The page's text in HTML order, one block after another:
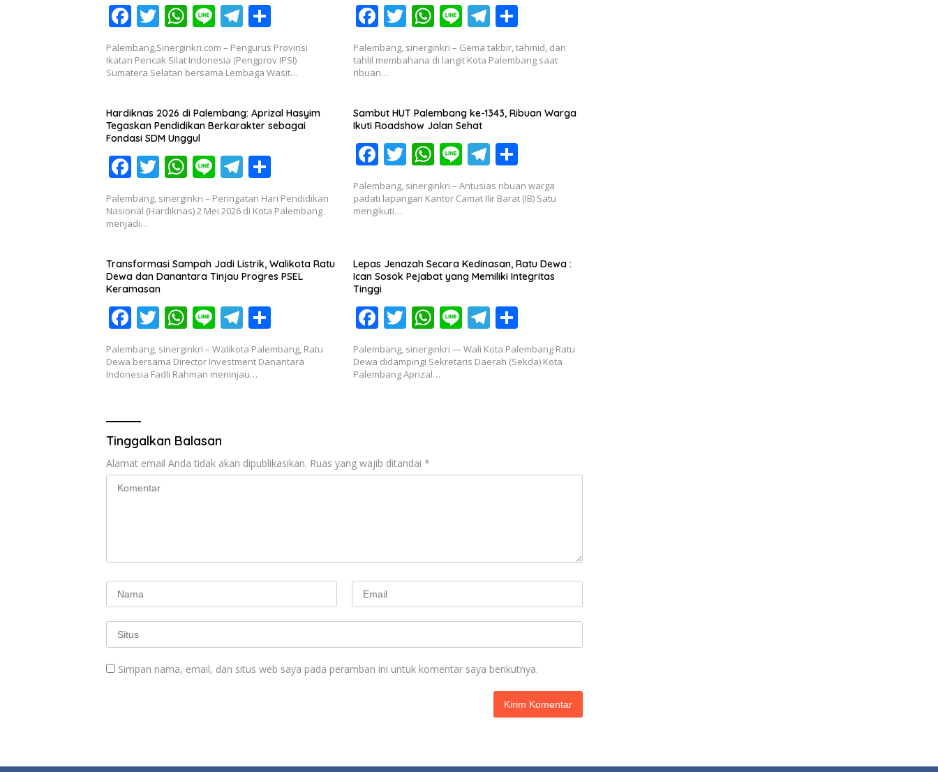
F
ac
e
b
o
o
k
T
w
itt
er
W
h
at
s
A
p
p
Li
n
e
T
el
e
gr
a
m
h
ar
e
Palembang,Sinerginkri.com – Pengurus Provinsi
Ikatan Pencak Silat Indonesia (Pengprov IPSI)
Sumatera Selatan bersama Lembaga Wasit…
F
ac
e
b
o
o
k
T
w
itt
W
h
at
A
p
p
Li
n
e
T
el
e
a
m
S
h
ar
Palembang, sinerginkri – Gema takbir, tahmid, dan
tahlil membahana di langit Kota Palembang saat
ribuan…
Hardiknas 2026 di Palembang: Aprizal Hasyim
Tegaskan Pendidikan Berkarakter sebagai
Fondasi SDM Unggul
F
ac
e
b
o
o
k
T
w
itt
W
h
at
A
p
p
Li
n
e
T
el
e
a
m
h
ar
Palembang, sinerginkri – Peringatan Hari Pendidikan
Nasional (Hardiknas) 2 Mei 2026 di Kota Palembang
menjadi…
Sambut HUT Palembang ke-1343, Ribuan Warga
Ikuti Roadshow Jalan Sehat
F
ac
e
b
o
k
T
w
itt
W
h
at
p
p
Li
n
e
T
el
e
m
S
h
ar
Palembang, sinerginkri – Antusias ribuan warga
padati lapangan Kantor Camat Ilir Barat (IB) Satu
mengikuti…
Transformasi Sampah Jadi Listrik, Walikota Ratu
Dewa dan Danantara Tinjau Progres PSEL
Keramasan
F
ac
e
b
o
k
T
w
itt
er
W
h
at
s
p
p
Li
n
e
T
el
e
gr
h
ar
Palembang, sinerginkri – Walikota Palembang, Ratu
Dewa bersama Director Investment Danantara
Indonesia Fadli Rahman meninjau…
Lepas Jenazah Secara Kedinasan, Ratu Dewa :
Ican Sosok Pejabat yang Memiliki Integritas
Tinggi
F
ac
e
b
k
T
w
itt
er
W
h
at
s
Li
n
e
T
el
e
S
h
ar
Palembang, sinerginkri — Wali Kota Palembang Ratu
Dewa didampingi Sekretaris Daerah (Sekda) Kota
Palembang Aprizal…
Tinggalkan Balasan
Alamat email Anda tidak akan dipublikasikan. Ruas yang wajib ditandai *
Simpan nama, email, dan situs web saya pada peramban ini untuk komentar saya berikutnya.